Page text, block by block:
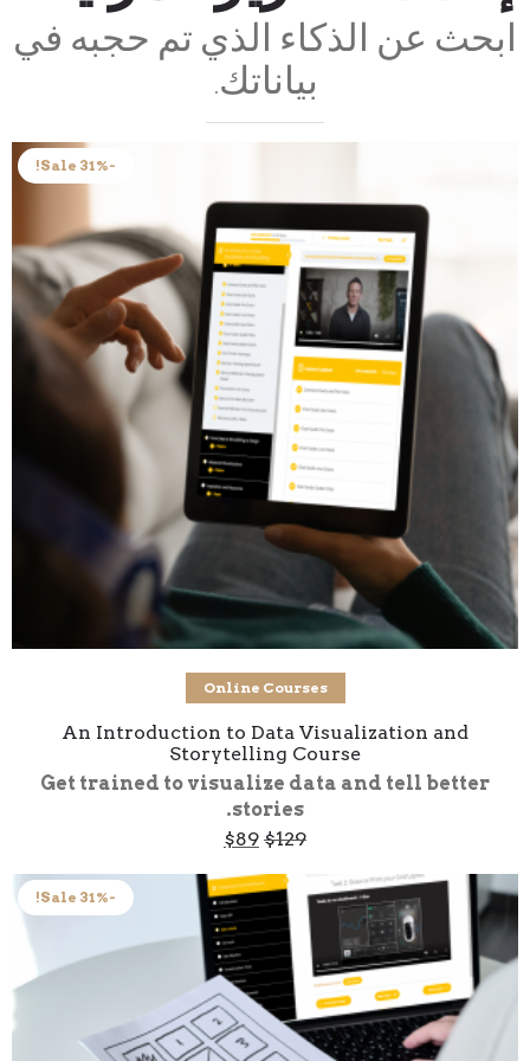
ابحث عن الذكاء الذي تم حجبه في
بياناتك.
-31% Sale!
Add to cart
Online Courses
An Introduction to Data Visualization and
Storytelling Course
Get trained to visualize data and tell better
stories.
$129
Original
price
was:
$129.
$89
price
is:
$89.
-31% Sale!